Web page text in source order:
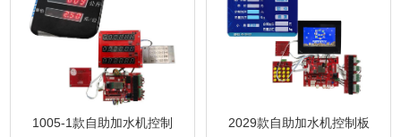
1005-1款自助加水机控制 2029款自助加水机控制板